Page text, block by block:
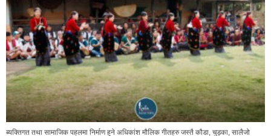
ब्यक्तिगत तथा सामाजिक पहलमा निर्माण हुने अधिकांश मौलिक गीतहरु जस्तै कौडा, चुड्का, सालैजो